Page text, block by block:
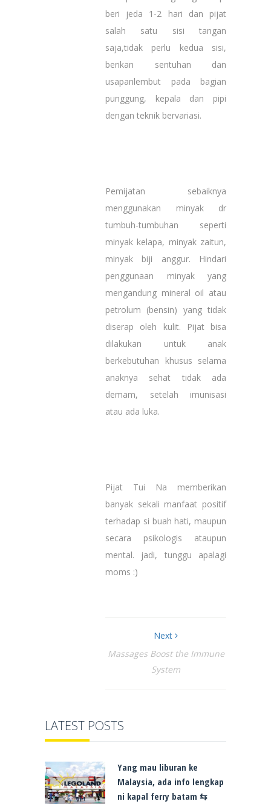
LATEST POSTS
Yang mau liburan ke
Malaysia, ada info lengkap
ni kapal ferry batam ⇆
beri jeda 1-2 hari dan pijat
salah satu sisi tangan
saja,tidak perlu kedua sisi,
berikan sentuhan dan
usapanlembut pada bagian
punggung, kepala dan pipi
dengan teknik bervariasi.
Pemijatan sebaiknya
menggunakan minyak dr
tumbuh-tumbuhan seperti
minyak kelapa, minyak zaitun,
minyak biji anggur. Hindari
penggunaan minyak yang
mengandung mineral oil atau
petrolum (bensin) yang tidak
diserap oleh kulit. Pijat bisa
dilakukan untuk anak
berkebutuhan khusus selama
anaknya sehat tidak ada
demam, setelah imunisasi
atau ada luka.
Pijat Tui Na memberikan
banyak sekali manfaat positif
terhadap si buah hati, maupun
secara psikologis ataupun
mental. jadi, tunggu apalagi
moms :)
Next
Massages Boost the Immune
System